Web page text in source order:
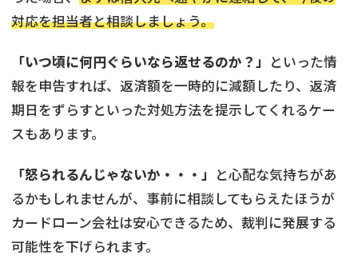
対応を担当者と相談しましょう。
「いつ頃に何円ぐらいなら返せるのか？」 といった情
報を申告すれば、返済額を一時的に減額したり、返済
期日をずらすといった対処方法を提示してくれるケー
スもあります。
「怒られるんじゃないか・・・」 と心配な気持ちがあ
るかもしれませんが、事前に相談してもらえたほうが
カードローン会社は安心できるため、裁判に発展する
可能性を下げられます。